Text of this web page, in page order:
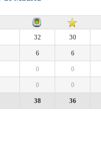
32 30
6 6
0 0
0 0
38 36